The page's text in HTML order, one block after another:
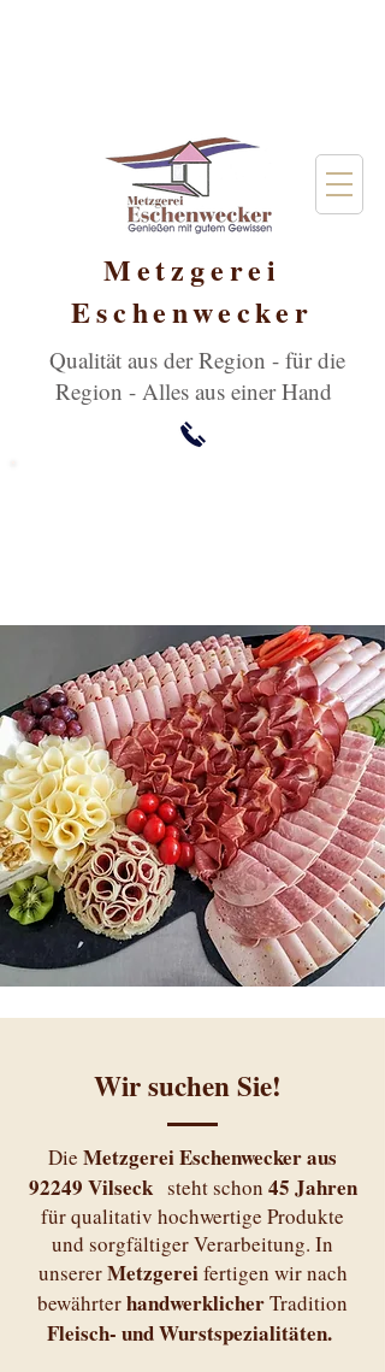
Qualität aus der Region - für die
Region - Alles aus einer Hand
09662 / 40120
Metzgerei
Eschenwecker
Wir suchen Sie!
Die Metzgerei Eschenwecker aus
92249 Vilseck steht schon 45 Jahren
für qualitativ hochwertige Produkte
und sorgfältiger Verarbeitung. In
unsererMetzgereifertigen wir nach
bewährterhandwerklicherTradition
Fleisch- und Wurstspezialitäten.